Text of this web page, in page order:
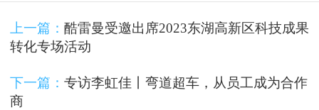
上一篇： 酷雷曼受邀出席2023东湖高新区科技成果
转化专场活动
下一篇： 专访李虹佳丨弯道超车，从员工成为合作
商